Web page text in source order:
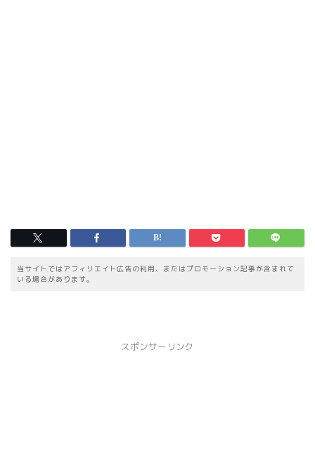
当サイトではアフィリエイト広告の利用、またはプロモーション記事が含まれて
いる場合があります。
スポンサーリンク